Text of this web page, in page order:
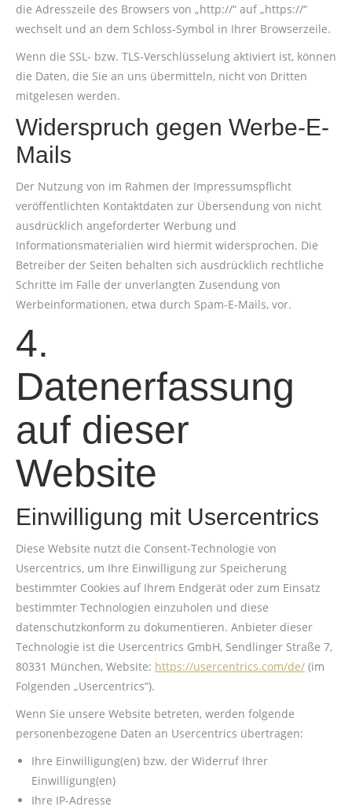
die Adresszeile des Browsers von „http://“ auf „https://“
wechselt und an dem Schloss-Symbol in Ihrer Browserzeile.
Wenn die SSL- bzw. TLS-Verschlüsselung aktiviert ist, können
die Daten, die Sie an uns übermitteln, nicht von Dritten
mitgelesen werden.
Widerspruch gegen Werbe-E-
Mails
Der Nutzung von im Rahmen der Impressumspflicht
veröffentlichten Kontaktdaten zur Übersendung von nicht
ausdrücklich angeforderter Werbung und
Informationsmaterialien wird hiermit widersprochen. Die
Betreiber der Seiten behalten sich ausdrücklich rechtliche
Schritte im Falle der unverlangten Zusendung von
Werbeinformationen, etwa durch Spam-E-Mails, vor.
4.
Datenerfassung
auf dieser
Website
Einwilligung mit Usercentrics
Diese Website nutzt die Consent-Technologie von
Usercentrics, um Ihre Einwilligung zur Speicherung
bestimmter Cookies auf Ihrem Endgerät oder zum Einsatz
bestimmter Technologien einzuholen und diese
datenschutzkonform zu dokumentieren. Anbieter dieser
Technologie ist die Usercentrics GmbH, Sendlinger Straße 7,
80331 München, Website: https://usercentrics.com/de/ (im
Folgenden „Usercentrics“).
Wenn Sie unsere Website betreten, werden folgende
personenbezogene Daten an Usercentrics übertragen:
Ihre Einwilligung(en) bzw. der Widerruf Ihrer
Einwilligung(en)
Ihre IP-Adresse